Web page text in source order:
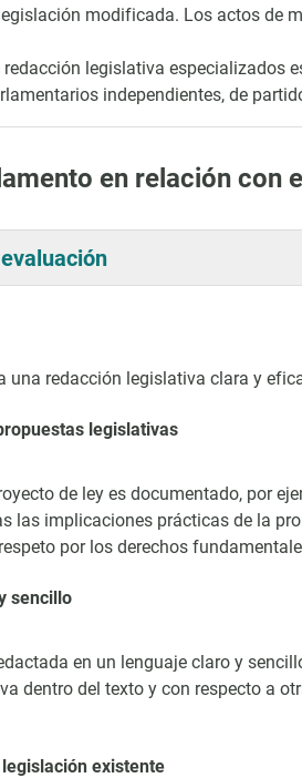
modificada. Los actos de
redacción legislativa especializados
independientes, de
en relación con
una redacción legislativa clara y
legislativas
de ley es documentado, por
las implicaciones prácticas de la
por los derechos
sencillo
en un lenguaje claro y
dentro del texto y con respecto a
existente